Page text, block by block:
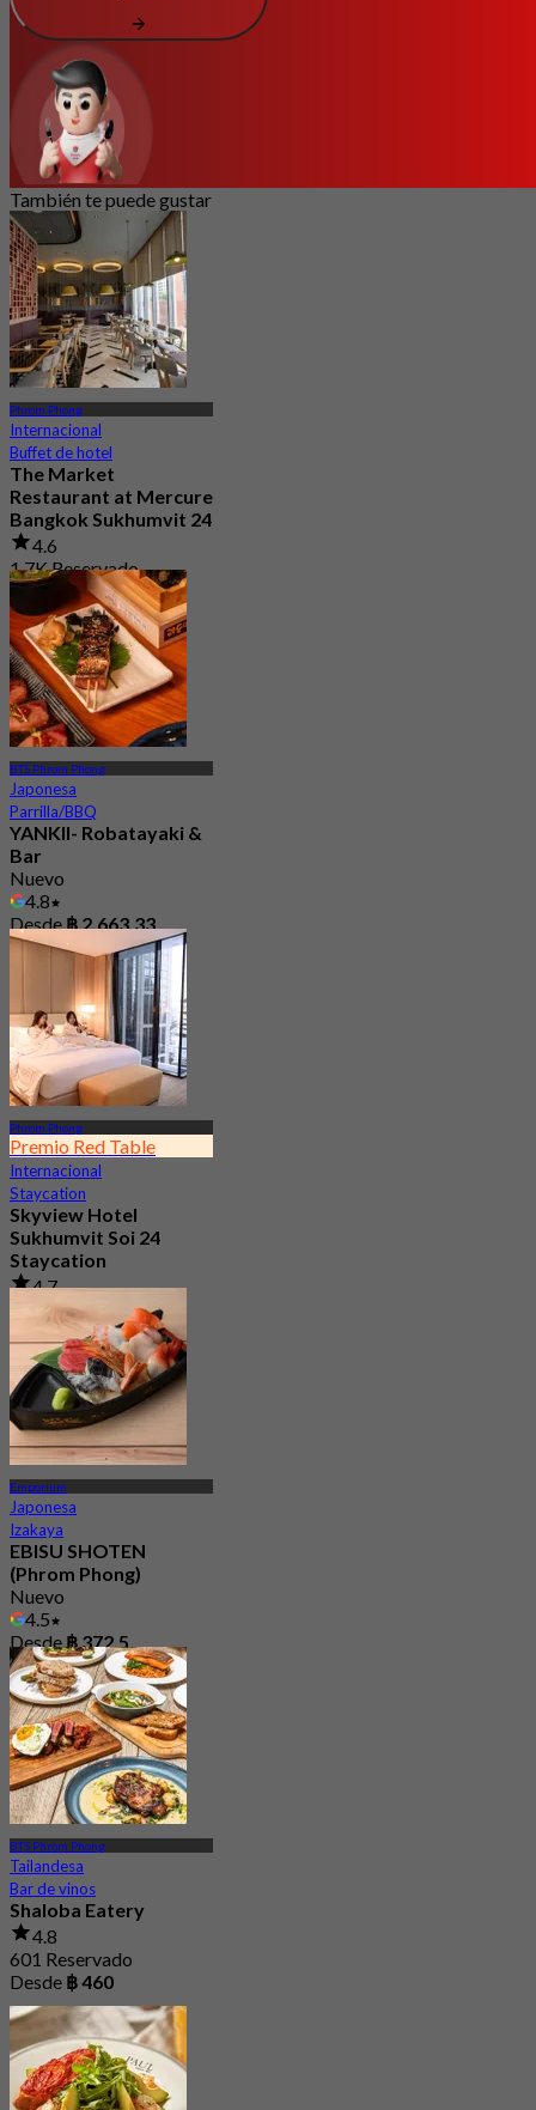
También te puede gustar
Phrom Phong
Internacional
Buffet de hotel
The Market
Restaurant at Mercure
Bangkok Sukhumvit 24
4.6
1.7K Reservado
Desde
฿ 375
BTS Phrom Phong
Japonesa
Parrilla/BBQ
YANKII- Robatayaki &
Bar
Nuevo
4.8
Desde ฿ 2,663.33
Phrom Phong
Premio Red Table
Internacional
Staycation
Skyview Hotel
Sukhumvit Soi 24
Staycation
4.7
10.5K Reservado
Desde฿ 2,995
Emporium
Japonesa
Izakaya
EBISU SHOTEN
(Phrom Phong)
Nuevo
4.5
Desde ฿ 372.5
BTS Phrom Phong
Tailandesa
Bar de vinos
Shaloba Eatery
4.8
601 Reservado
Desde ฿ 460